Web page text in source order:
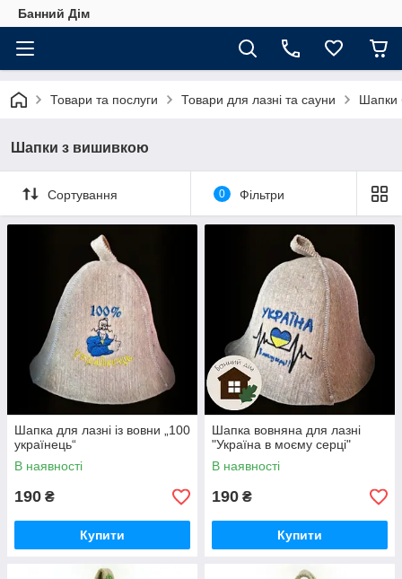
Банний Дім
Товари та послуги Товари для лазні та сауни Шапки
Шапки з вишивкою
Сортування 0 Фільтри
Шапка для лазні із вовни „100
українець“
В наявності
190 ₴
Купити
Шапка вовняна для лазні
"Україна в моєму серцi"
В наявності
190 ₴
Купити